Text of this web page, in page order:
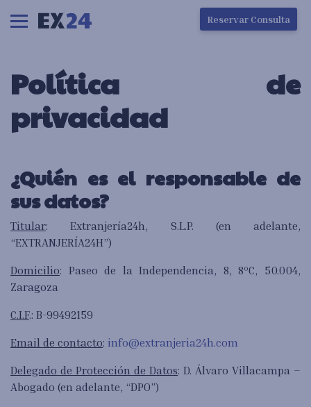
Ha ocurrido un error en la carga de la pantalla
Reservar Consulta
Política de
privacidad
¿Quién es el responsable de
sus datos?
Titular: Extranjería24h, S.L.P. (en adelante,
“EXTRANJERÍA24H”)
Domicilio: Paseo de la Independencia, 8, 8ºC, 50.004,
Zaragoza
C.I.F.: B-99492159
Email de contacto: info@extranjeria24h.com
Delegado de Protección de Datos: D. Álvaro Villacampa –
Abogado (en adelante, “DPO”)